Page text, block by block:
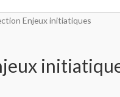
Enjeux initiatiques